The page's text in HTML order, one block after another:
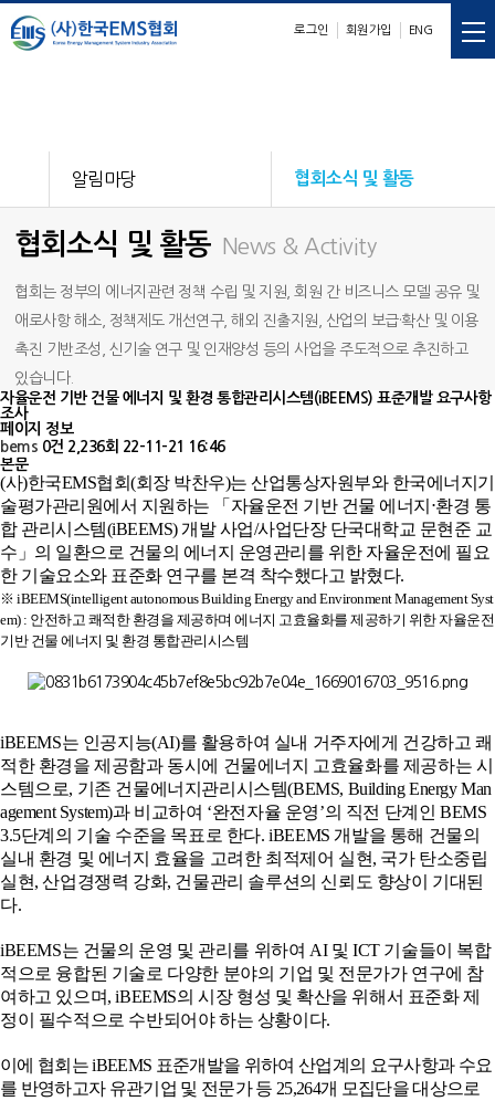
ENG
회원가입
로그인
알림마당 협회소식 및 활동
협회소식 및 활동 News & Activity
협회는 정부의 에너지관련 정책 수립 및 지원, 회원 간 비즈니스 모델 공유 및
애로사항 해소, 정책제도 개선연구, 해외 진출지원, 산업의 보급·확산 및 이용
촉진 기반조성, 신기술 연구 및 인재양성 등의 사업을 주도적으로 추진하고
있습니다.
자율운전 기반 건물 에너지 및 환경 통합관리시스템(iBEEMS) 표준개발 요구사항
조사
페이지 정보
bems 0건 2,236회 22-11-21 16:46
본문
(사)한국EMS협회(회장 박찬우)는 산업통상자원부와 한국에너지기
술평가관리원에서 지원하는 「자율운전 기반 건물 에너지⋅환경 통
합 관리시스템(iBEEMS) 개발 사업/사업단장 단국대학교 문현준 교
수」의 일환으로 건물의 에너지 운영관리를 위한 자율운전에 필요
한 기술요소와 표준화 연구를 본격 착수했다고 밝혔다.
※ iBEEMS(intelligent autonomous Building Energy and Environment Management Syst
em) : 안전하고 쾌적한 환경을 제공하며 에너지 고효율화를 제공하기 위한 자율운전
기반 건물 에너지 및 환경 통합관리시스템
iBEEMS는 인공지능(AI)를 활용하여 실내 거주자에게 건강하고 쾌
적한 환경을 제공함과 동시에 건물에너지 고효율화를 제공하는 시
스템으로, 기존 건물에너지관리시스템(BEMS, Building Energy Man
agement System)과 비교하여 ‘완전자율 운영’의 직전 단계인BEMS
3.5단계의 기술 수준을 목표로 한다. iBEEMS개발을 통해 건물의
실내 환경 및 에너지 효율을 고려한 최적제어 실현, 국가 탄소중립
실현,산업경쟁력 강화, 건물관리 솔루션의 신뢰도 향상이 기대된
다.
iBEEMS는 건물의 운영 및 관리를 위하여 AI 및ICT 기술들이 복합
적으로 융합된 기술로 다양한 분야의 기업 및 전문가가 연구에 참
여하고 있으며, iBEEMS의 시장 형성 및 확산을 위해서 표준화 제
정이 필수적으로 수반되어야 하는 상황이다.
이에 협회는iBEEMS 표준개발을 위하여 산업계의 요구사항과 수요
를 반영하고자 유관기업 및 전문가 등 25,264개 모집단을 대상으로